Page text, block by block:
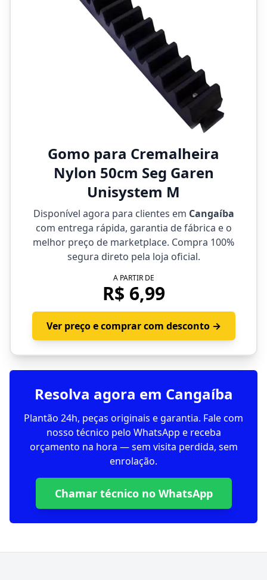
Gomo para Cremalheira
Nylon 50cm Seg Garen
Unisystem M
Disponível agora para clientes em Cangaíba
com entrega rápida, garantia de fábrica e o
melhor preço de marketplace. Compra 100%
segura direto pela loja oficial.
A PARTIR DE
R$ 6,99
Ver preço e comprar com desconto →
Resolva agora em Cangaíba
Plantão 24h, peças originais e garantia. Fale com
nosso técnico pelo WhatsApp e receba
orçamento na hora — sem visita perdida, sem
enrolação.
Chamar técnico no WhatsApp